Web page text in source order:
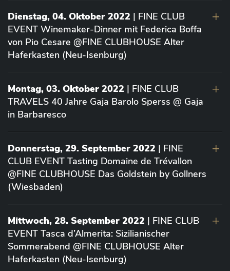
Dienstag, 04. Oktober 2022 | FINE CLUB
EVENT Winemaker-Dinner mit Federica Boffa
von Pio Cesare @FINE CLUBHOUSE Alter
Haferkasten (Neu-Isenburg)
Montag, 03. Oktober 2022 | FINE CLUB
TRAVELS 40 Jahre Gaja Barolo Sperss @ Gaja
in Barbaresco
Donnerstag, 29. September 2022 | FINE
CLUB EVENT Tasting Domaine de Trévallon
@FINE CLUBHOUSE Das Goldstein by Gollners
(Wiesbaden)
Mittwoch, 28. September 2022 | FINE CLUB
EVENT Tasca d’Almerita: Sizilianischer
Sommerabend @FINE CLUBHOUSE Alter
Haferkasten (Neu-Isenburg)